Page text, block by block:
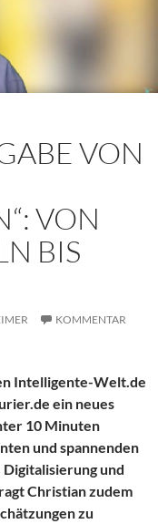
VON
VON
BIS
KOMMENTAR
Intelligente-Welt.de
ein neues
10 Minuten
und spannenden
Digitalisierung und
Christian zudem
zu